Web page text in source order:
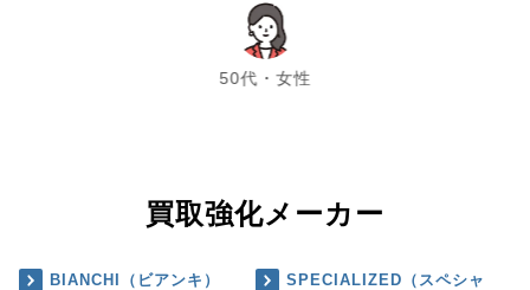
50代・女性
chevron_left chevron_right
買取強化メーカー
BIANCHI（ビアンキ）
SPECIALIZED（スペシャ